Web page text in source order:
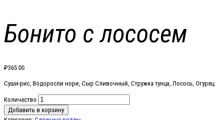
Бонито с лососем
₽365.00
Суши-рис, Водоросли нори, Сыр Сливочный, Стружка тунца, Лосось, Огурец.
Количество
Добавить в корзину